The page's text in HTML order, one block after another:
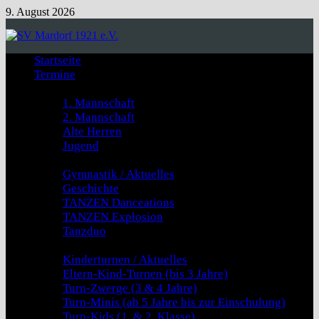
Zum
springen
9. August 2026
Startseite
Termine
1. Mannschaft
2. Mannschaft
Alte Herren
Jugend
Gymnastik / Aktuelles
Geschichte
TANZEN Danceations
TANZEN Explosion
Tanzduo
Kinderturnen / Aktuelles
Eltern-Kind-Turnen (bis 3 Jahre)
Turn-Zwerge (3 & 4 Jahre)
Turn-Minis (ab 5 Jahre bis zur Einschulung)